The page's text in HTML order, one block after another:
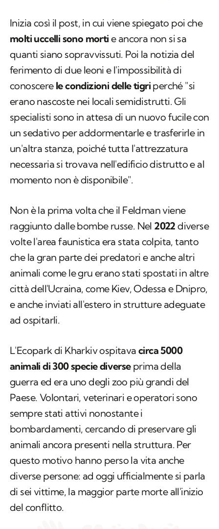
Inizia così il post, in cui viene spiegato poi che
molti uccelli sono morti e ancora non si sa
quanti siano sopravvissuti. Poi la notizia del
ferimento di due leoni e l'impossibilità di
conoscere le condizioni delle tigri perché "si
erano nascoste nei locali semidistrutti. Gli
specialisti sono in attesa di un nuovo fucile con
un sedativo per addormentarle e trasferirle in
un'altra stanza, poiché tutta l'attrezzatura
necessaria si trovava nell'edificio distrutto e al
momento non è disponibile".
Non è la prima volta che il Feldman viene
raggiunto dalle bombe russe. Nel 2022 diverse
volte l'area faunistica era stata colpita, tanto
che la gran parte dei predatori e anche altri
animali come le gru erano stati spostati in altre
città dell'Ucraina, come Kiev, Odessa e Dnipro,
e anche inviati all'estero in strutture adeguate
ad ospitarli.
L'Ecopark di Kharkiv ospitava circa 5000
animali di 300 specie diverseprima della
guerra ed era uno degli zoo più grandi del
Paese. Volontari, veterinari e operatori sono
sempre stati attivi nonostante i
bombardamenti, cercando di preservare gli
animali ancora presenti nella struttura. Per
questo motivo hanno perso la vita anche
diverse persone: ad oggi ufficialmente si parla
di sei vittime, la maggior parte morte all'inizio
del conflitto.